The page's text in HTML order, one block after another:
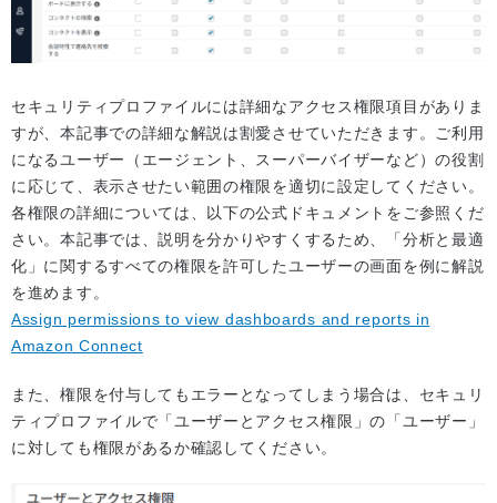
セキュリティプロファイルには詳細なアクセス権限項目がありま
すが、本記事での詳細な解説は割愛させていただきます。ご利用
になるユーザー（エージェント、スーパーバイザーなど）の役割
に応じて、表示させたい範囲の権限を適切に設定してください。
各権限の詳細については、以下の公式ドキュメントをご参照くだ
さい。本記事では、説明を分かりやすくするため、「分析と最適
化」に関するすべての権限を許可したユーザーの画面を例に解説
を進めます。
Assign permissions to view dashboards and reports in
Amazon Connect
また、権限を付与してもエラーとなってしまう場合は、セキュリ
ティプロファイルで「ユーザーとアクセス権限」の「ユーザー」
に対しても権限があるか確認してください。